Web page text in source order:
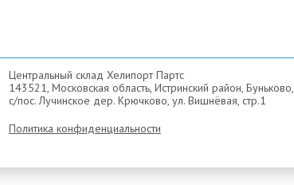
Центральный склад Хелипорт Партс
143521, Московская область, Истринский район, Буньково,
с/пос. Лучинское дер. Крючково, ул. Вишнёвая, стр.1
Политика конфиденциальности